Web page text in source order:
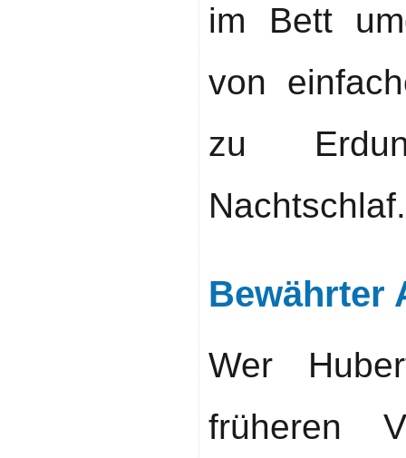
im Bett
von
zu
Nachtschlaf.
Bewährter
Wer
früheren